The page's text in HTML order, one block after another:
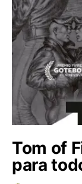
Tom of
para